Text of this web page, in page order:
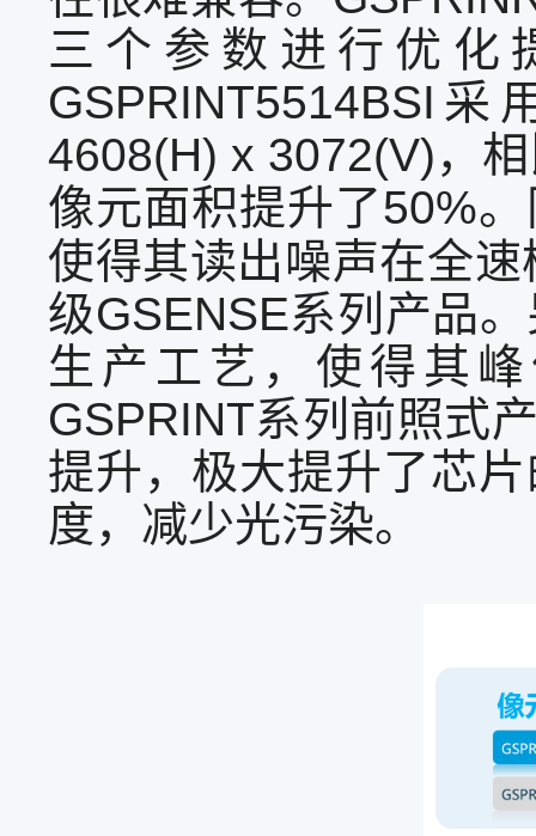
三个参数进行优化
GSPRINT5514BSI
4608(H) x 3072(V)，
像元面积提升了50%
使得其读出噪声在全
级GSENSE系列产品
生产工艺，使得其
GSPRINT系列前照式
提升，极大提升了芯
度，减少光污染。